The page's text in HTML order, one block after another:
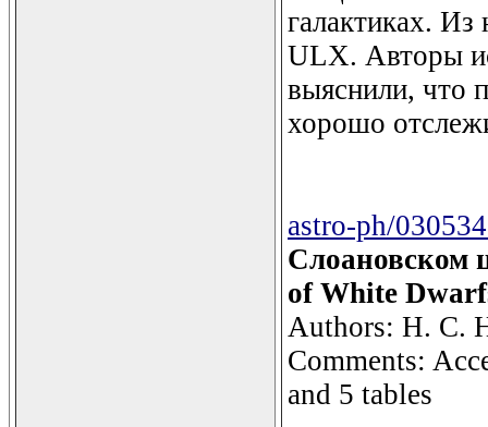
галактиках.
ULX. Авторы
выяснили, что
хорошо
astro-ph/
Слоановском
of White
Authors: H. C.
Comments:
and 5 tables